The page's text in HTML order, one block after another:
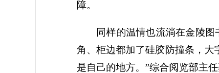
障。
同样的温情也流淌在金陵
角、柜边都加了硅胶防撞条，大
是自己的地方。”综合阅览部主